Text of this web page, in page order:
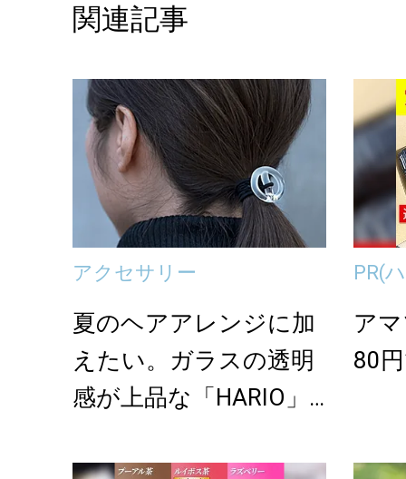
関連記事
アクセサリー
夏のヘアアレンジに加
えたい。ガラスの透明
感が上品な「HARIO」
PR(
ア
80